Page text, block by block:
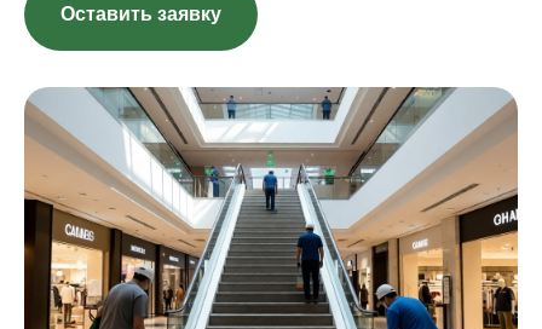
Оставить заявку